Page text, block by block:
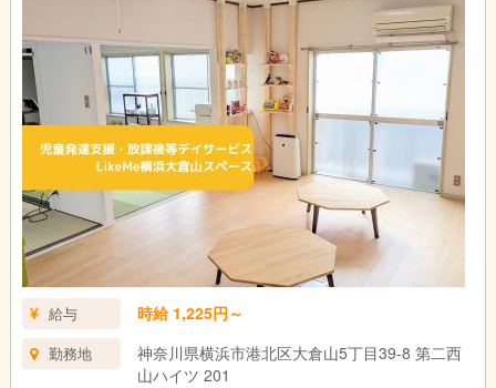
給与 時給 1,225円～
勤務地
神奈川県横浜市港北区大倉山5丁目39-8 第二西
山ハイツ 201